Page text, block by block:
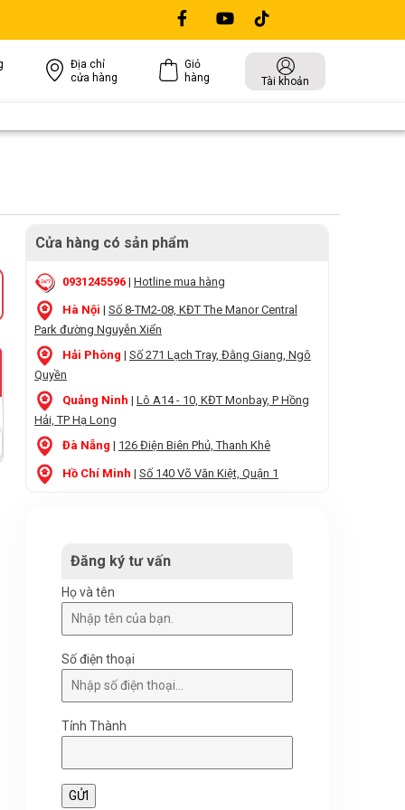
Địa chỉ
cửa hàng
Giỏ
hàng
Tài khoản
Cửa hàng có sản phẩm
0931245596 | Hotline mua hàng
Hà Nội | Số 8-TM2-08, KĐT The Manor Central
Park đường Nguyễn Xiển
Hải Phòng | Số 271 Lạch Tray, Đằng Giang, Ngô
Quyền
Quảng Ninh | Lô A14 - 10, KĐT Monbay, P Hồng
Hải, TP Hạ Long
Đà Nẵng | 126 Điện Biên Phủ, Thanh Khê
Hồ Chí Minh | Số 140 Võ Văn Kiệt, Quận 1
Đăng ký tư vấn
Họ và tên
Số điện thoại
Tỉnh Thành